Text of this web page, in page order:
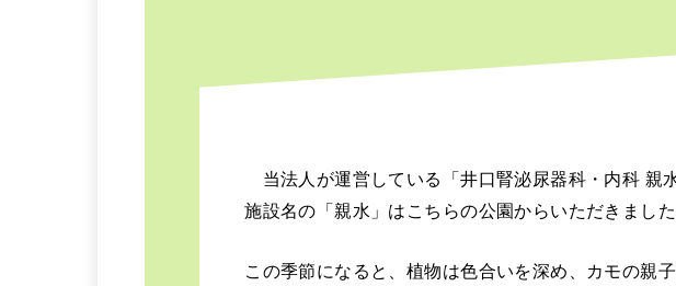
当法人が運営している「井口腎泌尿器科・内科 親
施設名の「親水」はこちらの公園からいただきました
この季節になると、植物は色合いを深め、カモの親